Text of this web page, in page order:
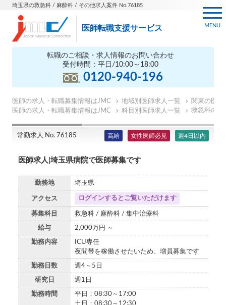
埼玉県の救急科 / 麻酔科 / その他求人案件 No.76185
医師転職支援サービス
転職のご相談・求人情報のお問い合わせ
受付時間：平日/10:00～18:00
0120-940-196
MENU
医師の求人・転職募集情報はJMC 地域別医師求人一覧
関東の医師
医師の求人・転職募集情報はJMC
科目別医師求人一覧 救急科の医
常勤求人 No. 76185 高給 女性医師必見 週4日以内
医師求人|埼玉県病院で医師募集です
勤務地 埼玉県
アクセス ログインするとご覧いただけます
募集科目 救急科 / 麻酔科 / 集中治療科
給与 2,000万円 ～
勤務内容
ICU専任
夜間帯を稼働させたいため、増員募集です
勤務日数 週4～5日
研究日 週1日
勤務時間
平日：08:30～17:00
土日：08:30～12:30